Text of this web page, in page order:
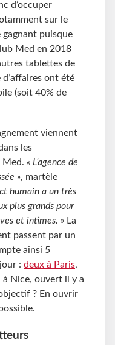
d’occuper
sur le
puisque
Med en 2018
tablettes de
d’affaires ont été
(soit 40% de
viennent
les
Med. « L’agence de
», martèle
humain a un très
plus grands pour
et intimes. » La
passent par un
ainsi 5
: deux à Paris,
à Nice, ouvert il y a
? En ouvrir